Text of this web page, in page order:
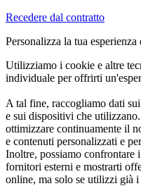
Recedere dal contratto
Personalizza la tua
Utilizziamo i cookie e altre
individuale per offrirti
A tal fine, raccogliamo dati
e sui dispositivi che
ottimizzare continuamente il
e contenuti personalizzati e
Inoltre, possiamo
fornitori esterni e mostrarti
online, ma solo se utilizzi già